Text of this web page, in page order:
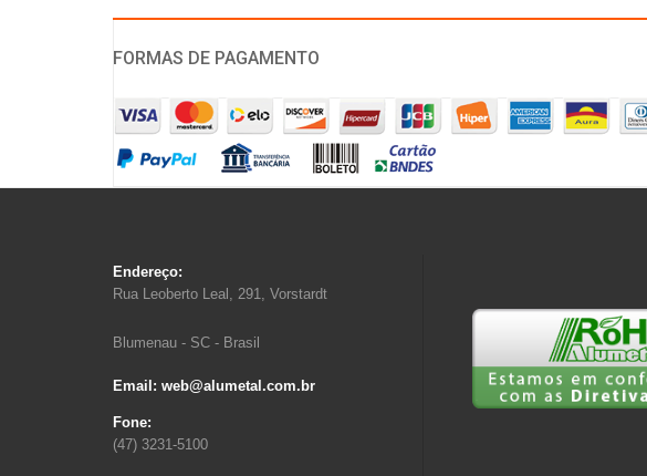
FORMAS DE PAGAMENTO
Endereço:
Rua Leoberto Leal, 291, Vorstardt
Blumenau - SC - Brasil
Email: web@alumetal.com.br
Fone:
(47) 3231-5100